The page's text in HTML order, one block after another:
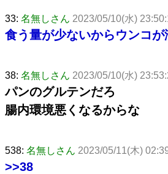
33: 名無しさん 2023/05/10(水)
食う量が少ないからウンコ
38: 名無しさん 2023/05/10(水)
パンのグルテンだろ
腸内環境悪くなるからな
538: 名無しさん 2023/05/11(木)
>>38